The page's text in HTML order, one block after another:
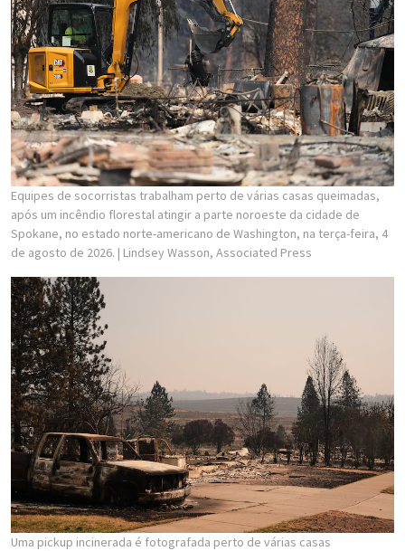
Equipes de socorristas trabalham perto de várias casas queimadas,
após um incêndio florestal atingir a parte noroeste da cidade de
Spokane, no estado norte-americano de Washington, na terça-feira, 4
de agosto de 2026. | Lindsey Wasson, Associated Press
Uma pickup incinerada é fotografada perto de várias casas